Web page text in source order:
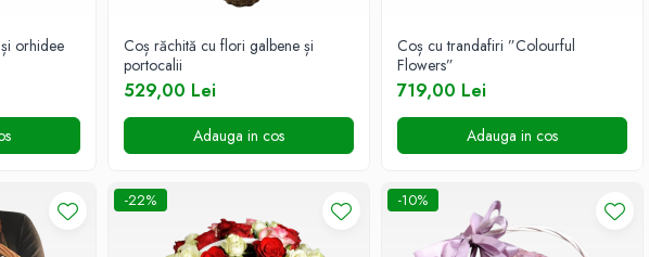
orhidee
Coș răchită cu flori galbene și
portocalii
529,00 Lei
Adauga in cos
Coș cu trandafiri ”Colourful
Flowers”
719,00 Lei
Adauga in cos
-22% -10%